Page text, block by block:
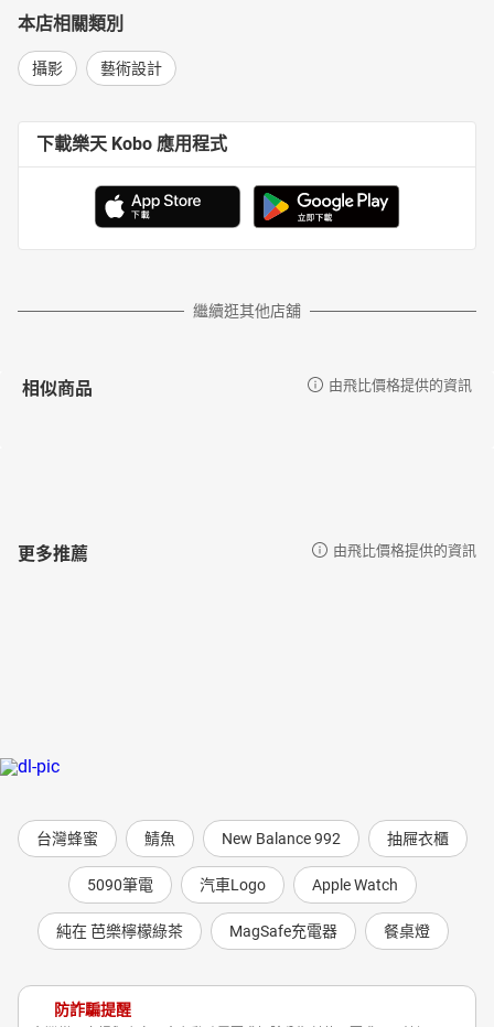
本店相關類別
攝影 藝術設計
下載樂天 Kobo 應用程式
繼續逛其他店舖
相似商品 由飛比價格提供的資訊
更多推薦 由飛比價格提供的資訊
台灣蜂蜜 鯖魚 New Balance 992 抽屜衣櫃
5090筆電 汽車Logo Apple Watch
純在 芭樂檸檬綠茶 MagSafe充電器 餐桌燈
防詐騙提醒